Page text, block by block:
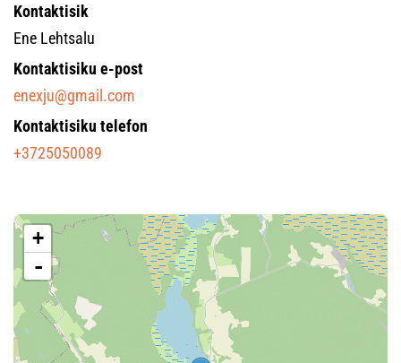
Kontaktisik
Ene Lehtsalu
Kontaktisiku e-post
enexju@gmail.com
Kontaktisiku telefon
+3725050089
+
-